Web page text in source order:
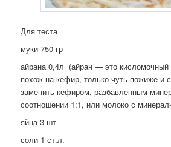
Для теста
муки 750 гр
айрана 0,4л (айран — это кисломочный
похож на кефир, только чуть пожиже и
заменить кефиром, разбавленным
соотношении 1:1, или молоко с
яйца 3 шт
соли 1 ст.л.